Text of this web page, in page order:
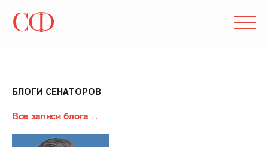
БЛОГИ СЕНАТОРОВ
Все записи блога